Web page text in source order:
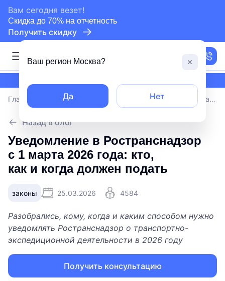
Вам сегодня везет!
Скидка до 70% на отчетность
Получить скидку
Москва
сертифицированный партнер СБИС
Главная Блог/ Уведомление в Ространснадзор с 1 марта 2026 года: кто, как и когда должен подать
Назад в блог
Уведомление в Ространснадзор
с 1 марта 2026 года: кто,
как и когда должен подать
законы 25.03.2026 4584
Разобрались, кому, когда и каким способом нужно
уведомлять Ространснадзор о транспортно-
экспедиционной деятельности в 2026 году
Получить консультацию
Ваш регион Москва?
Да Нет